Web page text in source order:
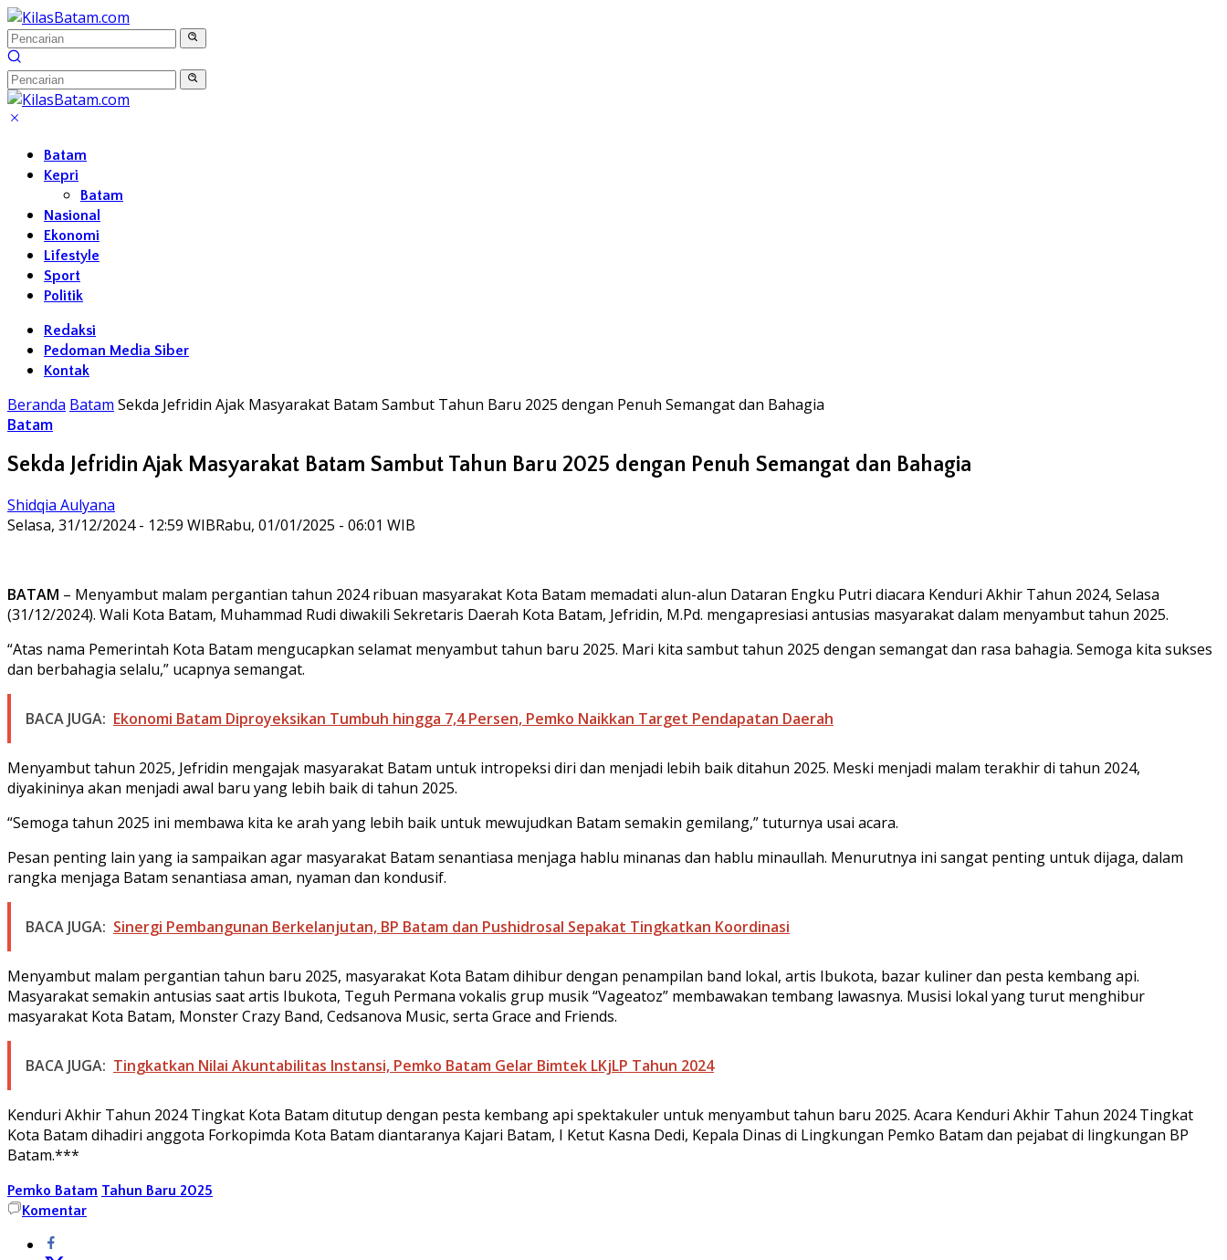
Langsung
ke
konten
Batam
Kepri
Batam
Nasional
Ekonomi
Lifestyle
Sport
Politik
Redaksi
Pedoman Media Siber
Kontak
Beranda Batam Sekda Jefridin Ajak Masyarakat Batam Sambut Tahun Baru 2025 dengan Penuh Semangat dan Bahagia
Batam
Sekda Jefridin Ajak Masyarakat Batam Sambut Tahun Baru 2025 dengan Penuh Semangat dan Bahagia
Shidqia Aulyana
Selasa, 31/12/2024 - 12:59 WIBRabu, 01/01/2025 - 06:01 WIB
BATAM – Menyambut malam pergantian tahun 2024 ribuan masyarakat Kota Batam memadati alun-alun Dataran Engku Putri diacara Kenduri Akhir Tahun 2024, Selasa
(31/12/2024). Wali Kota Batam, Muhammad Rudi diwakili Sekretaris Daerah Kota Batam, Jefridin, M.Pd. mengapresiasi antusias masyarakat dalam menyambut tahun 2025.
“Atas nama Pemerintah Kota Batam mengucapkan selamat menyambut tahun baru 2025. Mari kita sambut tahun 2025 dengan semangat dan rasa bahagia. Semoga kita sukses
dan berbahagia selalu,” ucapnya semangat.
BACA JUGA: Ekonomi Batam Diproyeksikan Tumbuh hingga 7,4 Persen, Pemko Naikkan Target Pendapatan Daerah
Menyambut tahun 2025, Jefridin mengajak masyarakat Batam untuk intropeksi diri dan menjadi lebih baik ditahun 2025. Meski menjadi malam terakhir di tahun 2024,
diyakininya akan menjadi awal baru yang lebih baik di tahun 2025.
“Semoga tahun 2025 ini membawa kita ke arah yang lebih baik untuk mewujudkan Batam semakin gemilang,” tuturnya usai acara.
Pesan penting lain yang ia sampaikan agar masyarakat Batam senantiasa menjaga hablu minanas dan hablu minaullah. Menurutnya ini sangat penting untuk dijaga, dalam
rangka menjaga Batam senantiasa aman, nyaman dan kondusif.
BACA JUGA: Sinergi Pembangunan Berkelanjutan, BP Batam dan Pushidrosal Sepakat Tingkatkan Koordinasi
Menyambut malam pergantian tahun baru 2025, masyarakat Kota Batam dihibur dengan penampilan band lokal, artis Ibukota, bazar kuliner dan pesta kembang api.
Masyarakat semakin antusias saat artis Ibukota, Teguh Permana vokalis grup musik “Vageatoz” membawakan tembang lawasnya. Musisi lokal yang turut menghibur
masyarakat Kota Batam, Monster Crazy Band, Cedsanova Music, serta Grace and Friends.
BACA JUGA: Tingkatkan Nilai Akuntabilitas Instansi, Pemko Batam Gelar Bimtek LKjLP Tahun 2024
Kenduri Akhir Tahun 2024 Tingkat Kota Batam ditutup dengan pesta kembang api spektakuler untuk menyambut tahun baru 2025. Acara Kenduri Akhir Tahun 2024 Tingkat
Kota Batam dihadiri anggota Forkopimda Kota Batam diantaranya Kajari Batam, I Ketut Kasna Dedi, Kepala Dinas di Lingkungan Pemko Batam dan pejabat di lingkungan BP
Batam.***
Pemko Batam Tahun Baru 2025
Komentar